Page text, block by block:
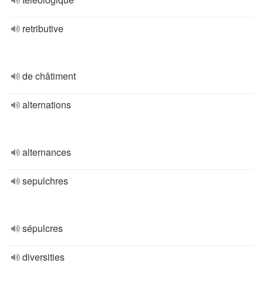
retributive
de châtiment
alternations
alternances
sepulchres
sépulcres
diversities